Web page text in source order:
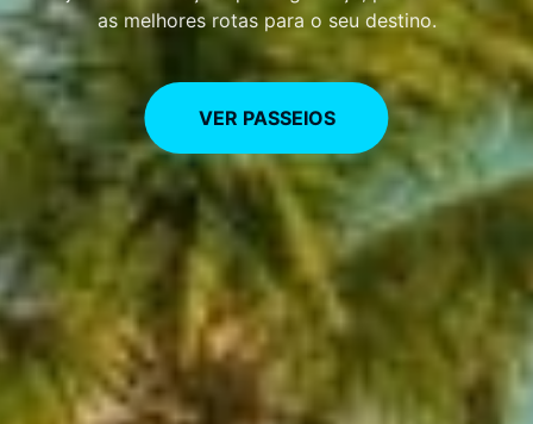
Roteiros exclusivos desenhados para quem busca o
máximo de conforto nas belezas do litoral.